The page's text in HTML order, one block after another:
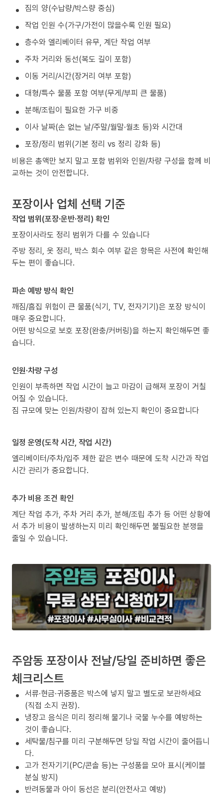
짐의 양(수납량/박스량 중심)
작업 인원 수(가구/가전이 많을수록 인원 필요)
층수와 엘리베이터 유무, 계단 작업 여부
주차 거리와 동선(복도 길이 포함)
이동 거리/시간(장거리 여부 포함)
대형/특수 물품 포함 여부(무게/부피 큰 물품)
분해/조립이 필요한 가구 비중
이사 날짜(손 없는 날/주말/월말·월초 등)와 시간대
포장/정리 범위(기본 정리 vs 정리 강화 등)
비용은 총액만 보지 말고 포함 범위와 인원/차량 구성을 함께 비
교하는 것이 안전합니다.
포장이사 업체 선택 기준
작업 범위(포장·운반·정리) 확인
포장이사라도 정리 범위가 다를 수 있습니다
주방 정리, 옷 정리, 박스 회수 여부 같은 항목은 사전에 확인해
두는 편이 좋습니다.
파손 예방 방식 확인
깨짐/흠집 위험이 큰 물품(식기, TV, 전자기기)은 포장 방식이
매우 중요합니다.
어떤 방식으로 보호 포장(완충/커버링)을 하는지 확인해두면 좋
습니다.
인원·차량 구성
인원이 부족하면 작업 시간이 늘고 마감이 급해져 포장이 거칠
어질 수 있습니다.
짐 규모에 맞는 인원/차량이 잡혀 있는지 확인이 중요합니다
일정 운영(도착 시간, 작업 시간)
엘리베이터/주차/입주 제한 같은 변수 때문에 도착 시간과 작업
시간 관리가 중요합니다.
추가 비용 조건 확인
계단 작업 추가, 주차 거리 추가, 분해/조립 추가 등 어떤 상황에
서 추가 비용이 발생하는지 미리 확인해두면 불필요한 분쟁을
줄일 수 있습니다.
주암동 포장이사 전날/당일 준비하면 좋은
체크리스트
서류·현금·귀중품은 박스에 넣지 말고 별도로 보관하세요
(직접 소지 권장).
냉장고 음식은 미리 정리해 물기나 국물 누수를 예방하는
것이 좋습니다.
세탁물/침구를 미리 구분해두면 당일 작업 시간이 줄어듭니
다.
고가 전자기기(PC/콘솔 등)는 구성품을 모아 표시(케이블
분실 방지)
반려동물과 아이 동선은 분리(안전사고 예방)